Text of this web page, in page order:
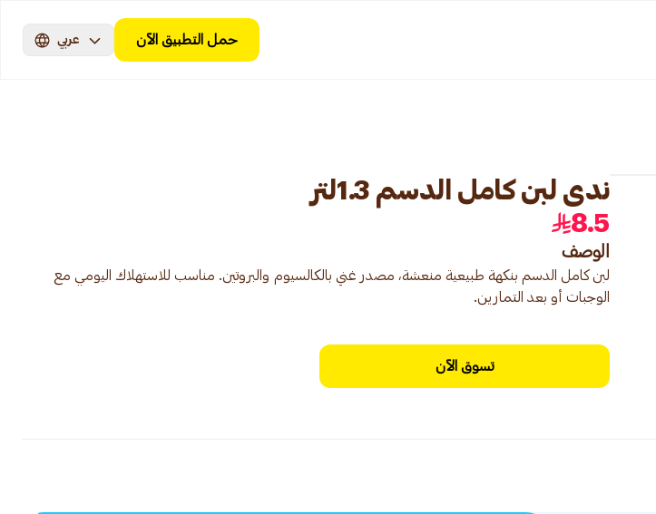
حمل التطبيق الآن عربي
ندى لبن كامل الدسم 1.3لتر
8.5
الوصف
لبن كامل الدسم بنكهة طبيعية منعشة، مصدر غني بالكالسيوم والبروتين. مناسب للاستهلاك اليومي مع
الوجبات أو بعد التمارين.
تسوق الآن